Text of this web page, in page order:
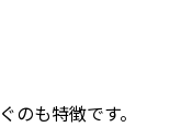
も特徴です。